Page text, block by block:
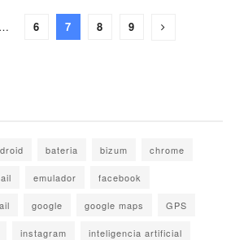
… 6 7 8 9
bateria bizum chrome
emulador facebook
google google maps GPS
instagram inteligencia artificial